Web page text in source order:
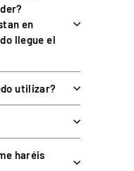
CNC de 10 mm con
en polvo
profundidad e
tres soportes
X
placas, tapas
3 soportes VESA
en
llegue el
utilizar?
haréis